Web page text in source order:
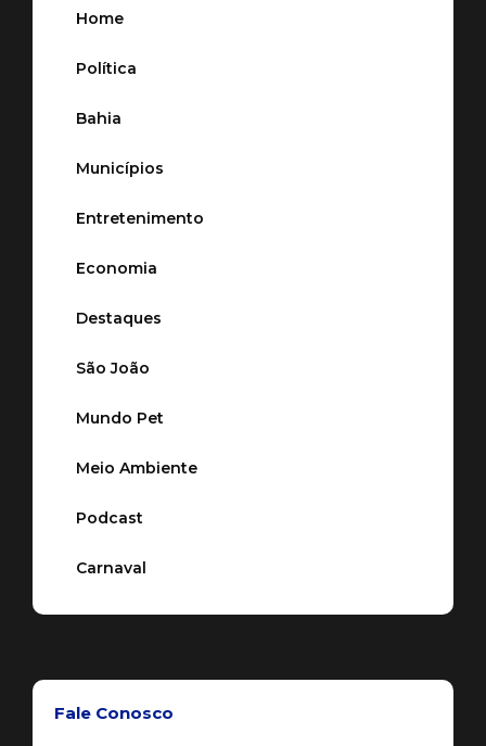
Home
Política
Bahia
Municípios
Entretenimento
Economia
Destaques
São João
Mundo Pet
Meio Ambiente
Podcast
Carnaval
Fale Conosco